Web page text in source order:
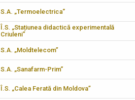
S.A. „Termoelectrica”
Î.S. „Stațiunea didactică experimentală
Criuleni”
S.A. „Moldtelecom”
S.A. „Sanafarm-Prim”
Î.S. „Calea Ferată din Moldova”